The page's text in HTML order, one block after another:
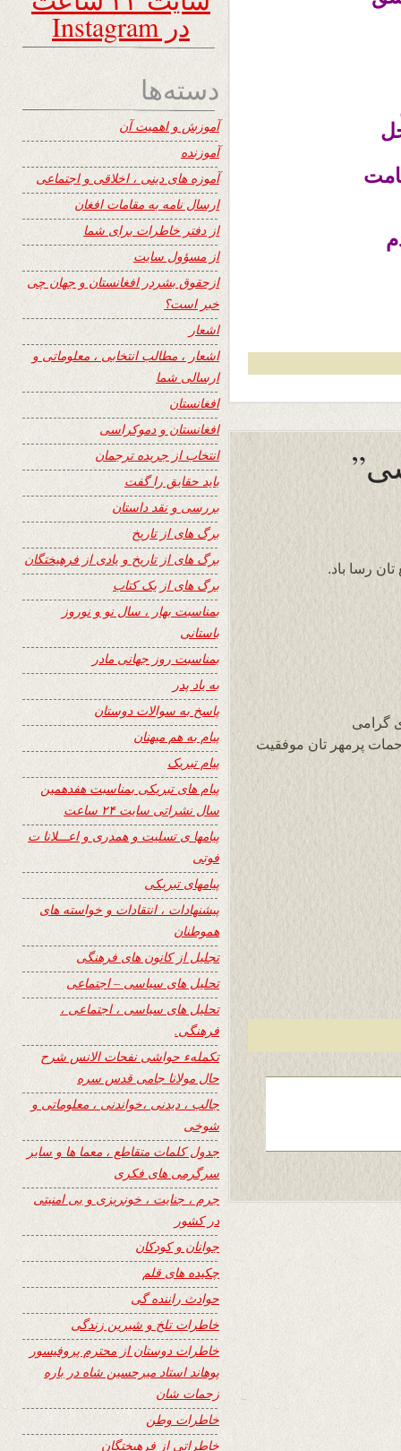
رسا باد.
گرامی
پرمهر تان موفقیت
در Instagram
دسته‌ها
آموزش و اهمیت آن
آموزنده
آموزه های دینی ، اخلاقی و اجتماعی
ارسال نامه به مقامات افغان
از دفتر خاطرات برای شما
از مسؤول سایت
ازحقوق بشردر افغانستان و جهان چی
خبر است؟
اشعار
اشعار ، مطالب انتخابی ، معلوماتی و
ارسالی شما
افغانستان
افغانستان و دموکراسی
انتخاب از جریده ترجمان
باید حقایق را گفت
بررسی و نقد داستان
برگ های از تاریخ
برگ های از تاریخ و یادی از فرهیختگان
برگ های از یک کتاب
بمناسبت بهار ، سال نو و نوروز
باستانی
بمناسبت روز جهانی مادر
به یاد پدر
پاسخ به سوالات دوستان
پیام به هم میهنان
پیام تبریک
پیام های تبریکی بمناسبت هفدهمین
سال نشراتی سایت ۲۴ ساعت
پیامها ی تسلیت و همدری و اعـــلانا ت
فوتی
پیامهای تبریکی
پیشنهادات ، انتقادات و خواسته های
هموطنان
تجلیل از کانون های فرهنگی
تحلیل های سیاسی – اجتماعی
تحلیل های سیاسی ، اجتماعی ،
فرهنگی.
تکملهء حواشی نفحات الانس شرح
حال مولانا جامی قدس سره
جالب ، دیدنی ،خواندنی ، معلوماتی و
شوخی
جدول کلمات متقاطع ، معما ها و سایر
سرگرمی های فکری
جرم ، جنایت ، خونریزی و بی امنیتی
در کشور
جوانان و کودکان
چکیده های قلم
حوادث راننده گی
خاطرات تلخ و شیرین زندگی
خاطرات دوستان از محترم پروفیسور
پوهاند استاد میرحسین شاه در باره
زحمات شان
خاطرات وطن
خاطراتی از فرهیختگان